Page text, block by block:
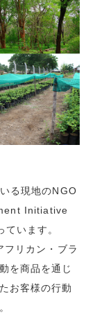
る現地のNGO
Initiative
います。
リカン・ブラ
を商品を通じ
お客様の行動